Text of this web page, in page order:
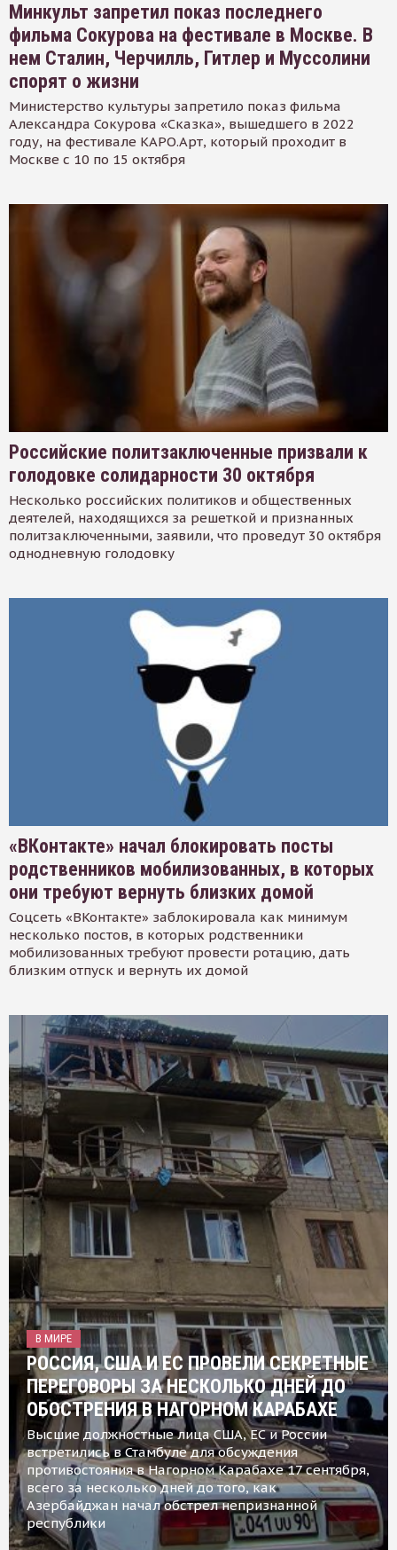
Минкульт запретил показ последнего
фильма Сокурова на фестивале в Москве. В
нем Сталин, Черчилль, Гитлер и Муссолини
спорят о жизни
Министерство культуры запретило показ фильма
Александра Сокурова «Сказка», вышедшего в 2022
году, на фестивале КАРО.Арт, который проходит в
Москве с 10 по 15 октября
Российские политзаключенные призвали к
голодовке солидарности 30 октября
Несколько российских политиков и общественных
деятелей, находящихся за решеткой и признанных
политзаключенными, заявили, что проведут 30 октября
однодневную голодовку
«ВКонтакте» начал блокировать посты
родственников мобилизованных, в которых
они требуют вернуть близких домой
Соцсеть «ВКонтакте» заблокировала как минимум
несколько постов, в которых родственники
мобилизованных требуют провести ротацию, дать
близким отпуск и вернуть их домой
В МИРЕ
РОССИЯ, США И ЕС ПРОВЕЛИ СЕКРЕТНЫЕ
ПЕРЕГОВОРЫ ЗА НЕСКОЛЬКО ДНЕЙ ДО
ОБОСТРЕНИЯ В НАГОРНОМ КАРАБАХЕ
Высшие должностные лица США, ЕС и России
встретились в Стамбуле для обсуждения
противостояния в Нагорном Карабахе 17 сентября,
всего за несколько дней до того, как
Азербайджан начал обстрел непризнанной
республики